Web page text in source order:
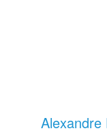
Alexandre